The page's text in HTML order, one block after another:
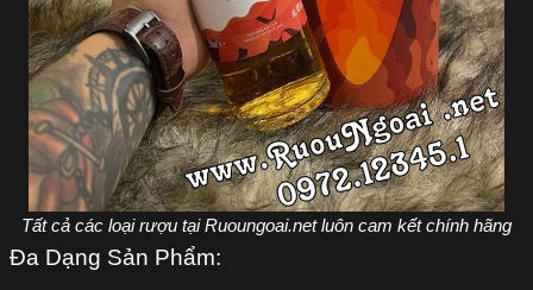
Tất cả các loại rượu tại Ruoungoai.net luôn cam kết chính hãng
Đa Dạng Sản Phẩm: